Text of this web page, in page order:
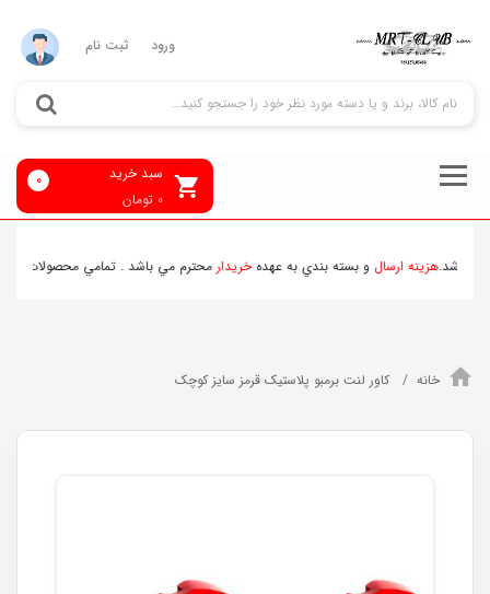
ورود ثبت نام
سبد خرید
0 تومان
0
هزينه ارسالو بسته بندي به عهدهخريدارمحترم مي باشد . تمامي محصولات ارسالي
خانه کاور لنت برمبو پلاستیک قرمز سایز کوچک